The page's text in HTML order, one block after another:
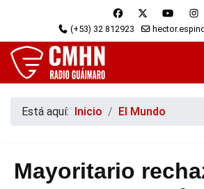
(+53) 32 812923
Está aquí: Inicio El Mundo
Mayoritario